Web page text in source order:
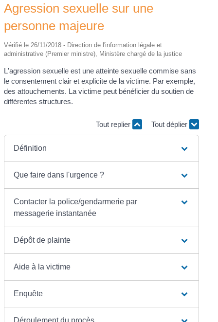
Agression sexuelle sur une
personne majeure
Vérifié le 26/11/2018 - Direction de l'information légale et
administrative (Premier ministre), Ministère chargé de la justice
L'agression sexuelle est une atteinte sexuelle commise sans
le consentement clair et explicite de la victime. Par exemple,
des attouchements. La victime peut bénéficier du soutien de
différentes structures.
Tout replier Tout déplier
Définition
Que faire dans l'urgence ?
Contacter la police/gendarmerie par
messagerie instantanée
Dépôt de plainte
Aide à la victime
Enquête
Déroulement du procès